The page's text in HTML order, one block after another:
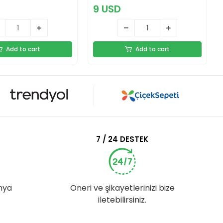
Add to cart
9 USD
Add to cart
7 / 24 DESTEK
Öneri ve şikayetlerinizi bize
iletebilirsiniz.